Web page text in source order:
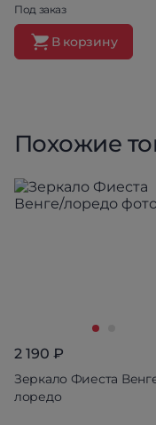
Под заказ
В корзину
Похожие
2 190 ₽
Зеркало Фиеста
лоредо